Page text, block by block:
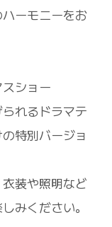
ーモニーをお
ショー
れるドラマテ
特別バージョ
装や照明など
みください。